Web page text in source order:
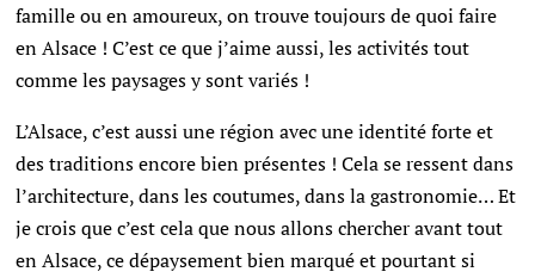
famille ou en amoureux, on trouve toujours de quoi faire
en Alsace ! C’est ce que j’aime aussi, les activités tout
comme les paysages y sont variés !
L’Alsace, c’est aussi une région avec une identité forte et
des traditions encore bien présentes ! Cela se ressent dans
l’architecture, dans les coutumes, dans la gastronomie… Et
je crois que c’est cela que nous allons chercher avant tout
en Alsace, ce dépaysement bien marqué et pourtant si